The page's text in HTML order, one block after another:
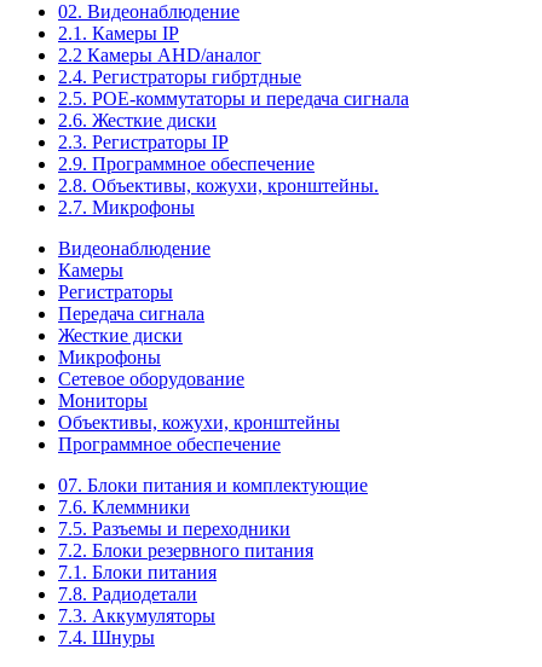
02. Видеонаблюдение
2.1. Камеры IP
2.2 Камеры AHD/аналог
2.4. Регистраторы гибртдные
2.5. РОЕ-коммутаторы и передача сигнала
2.6. Жесткие диски
2.3. Регистраторы IP
2.9. Программное обеспечение
2.8. Объективы, кожухи, кронштейны.
2.7. Микрофоны
Видеонаблюдение
Камеры
Регистраторы
Передача сигнала
Жесткие диски
Микрофоны
Сетевое оборудование
Мониторы
Объективы, кожухи, кронштейны
Программное обеспечение
07. Блоки питания и комплектующие
7.6. Клеммники
7.5. Разъемы и переходники
7.2. Блоки резервного питания
7.1. Блоки питания
7.8. Радиодетали
7.3. Аккумуляторы
7.4. Шнуры